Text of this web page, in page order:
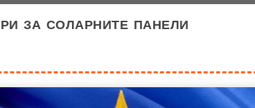
за соларните панели